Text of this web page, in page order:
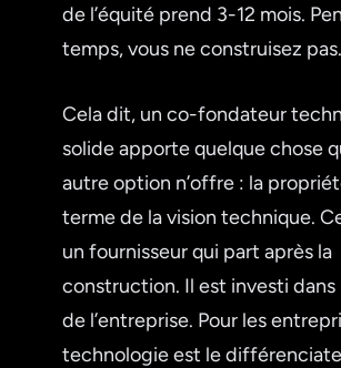
de l’équité prend 3-12 mois.
temps, vous ne construisez pas.
Cela dit, un co-fondateur
solide apporte quelque chose
autre option n’offre : la
terme de la vision technique.
un fournisseur qui part après la
construction. Il est investi dans
de l’entreprise. Pour les
technologie est le